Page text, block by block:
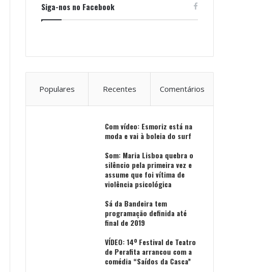
Siga-nos no Facebook
Populares Recentes Comentários
Com vídeo: Esmoriz está na
moda e vai à boleia do surf
Som: Maria Lisboa quebra o
silêncio pela primeira vez e
assume que foi vítima de
violência psicológica
Sá da Bandeira tem
programação definida até
final de 2019
VÍDEO: 14º Festival de Teatro
de Perafita arrancou com a
comédia “Saídos da Casca”